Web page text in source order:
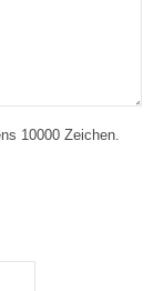
10000 Zeichen.